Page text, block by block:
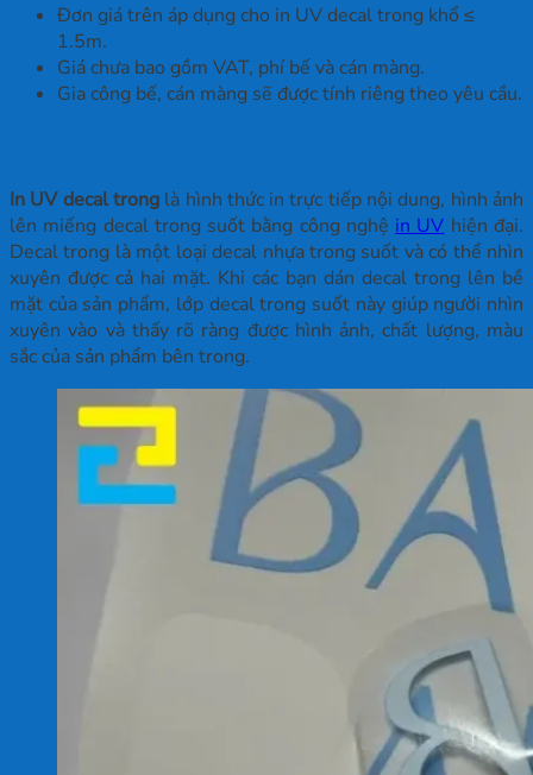
Đơn giá trên áp dụng cho in UV decal trong khổ ≤
1.5m.
Giá chưa bao gồm VAT, phí bế và cán màng.
Gia công bế, cán màng sẽ được tính riêng theo yêu cầu.
In UV decal tronglà hình thức in trực tiếp nội dung, hình ảnh
lên miếng decal trong suốt bằng công nghệin UVhiện đại.
Decal trong là một loại decal nhựa trong suốt và có thể nhìn
xuyên được cả hai mặt. Khi các bạn dán decal trong lên bề
mặt của sản phẩm, lớp decal trong suốt này giúp người nhìn
xuyên vào và thấy rõ ràng được hình ảnh, chất lượng, màu
sắc của sản phẩm bên trong.